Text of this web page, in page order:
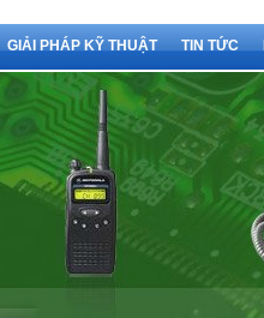
GIẢI PHÁP KỸ THUẬT TIN TỨC